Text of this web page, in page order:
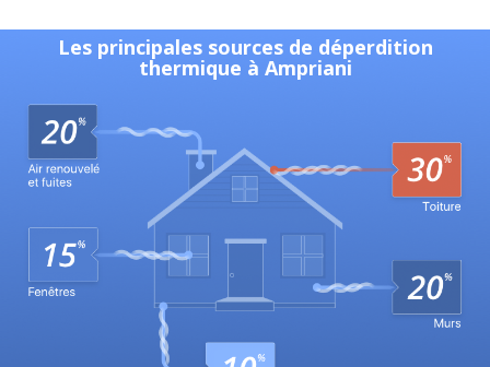
Les principales sources de déperdition
thermique à Ampriani